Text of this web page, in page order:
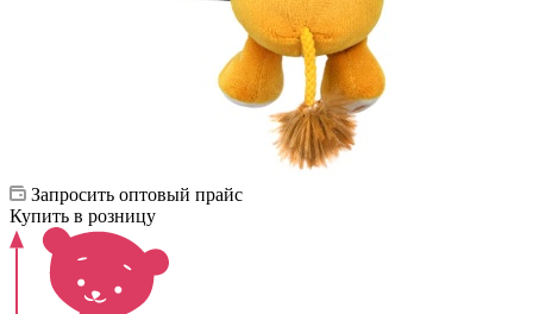
Запросить оптовый прайс
Купить в розницу